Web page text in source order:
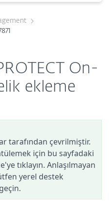
PROTECT On-
ekleme
tarafından çevrilmiştir.
için bu sayfadaki
tıklayın. Anlaşılmayan
yerel destek